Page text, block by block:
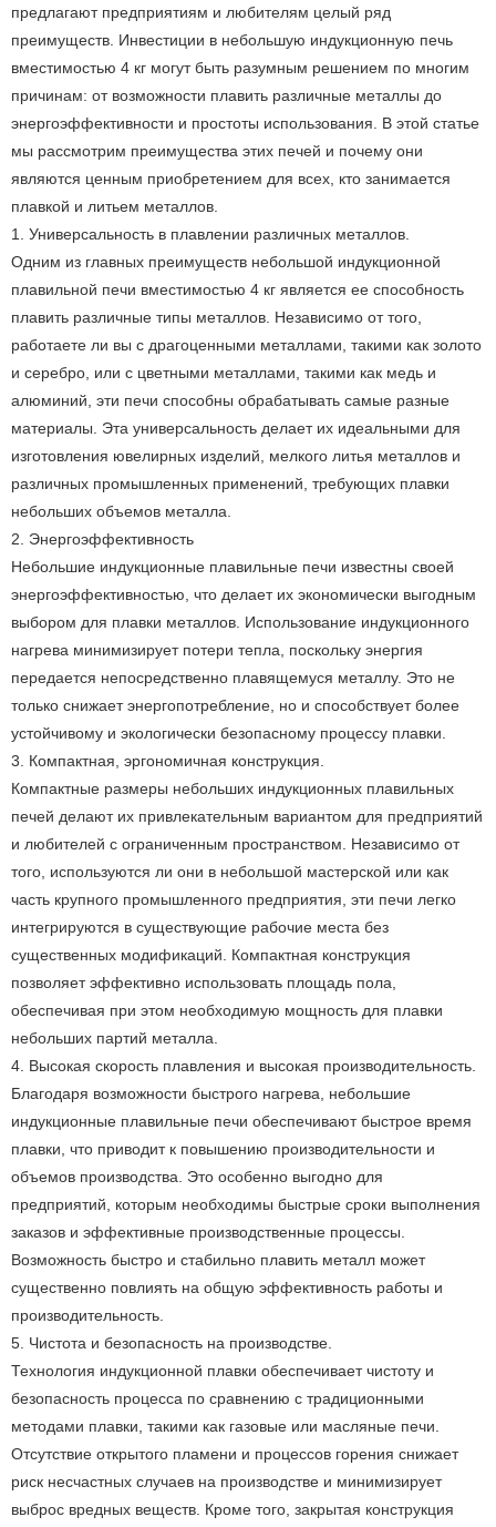
предлагают предприятиям и любителям целый ряд
преимуществ. Инвестиции в небольшую индукционную печь
вместимостью 4 кг могут быть разумным решением по многим
причинам: от возможности плавить различные металлы до
энергоэффективности и простоты использования. В этой статье
мы рассмотрим преимущества этих печей и почему они
являются ценным приобретением для всех, кто занимается
плавкой и литьем металлов.
1. Универсальность в плавлении различных металлов.
Одним из главных преимуществ небольшой индукционной
плавильной печи вместимостью 4 кг является ее способность
плавить различные типы металлов. Независимо от того,
работаете ли вы с драгоценными металлами, такими как золото
и серебро, или с цветными металлами, такими как медь и
алюминий, эти печи способны обрабатывать самые разные
материалы. Эта универсальность делает их идеальными для
изготовления ювелирных изделий, мелкого литья металлов и
различных промышленных применений, требующих плавки
небольших объемов металла.
2. Энергоэффективность
Небольшие индукционные плавильные печи известны своей
энергоэффективностью, что делает их экономически выгодным
выбором для плавки металлов. Использование индукционного
нагрева минимизирует потери тепла, поскольку энергия
передается непосредственно плавящемуся металлу. Это не
только снижает энергопотребление, но и способствует более
устойчивому и экологически безопасному процессу плавки.
3. Компактная, эргономичная конструкция.
Компактные размеры небольших индукционных плавильных
печей делают их привлекательным вариантом для предприятий
и любителей с ограниченным пространством. Независимо от
того, используются ли они в небольшой мастерской или как
часть крупного промышленного предприятия, эти печи легко
интегрируются в существующие рабочие места без
существенных модификаций. Компактная конструкция
позволяет эффективно использовать площадь пола,
обеспечивая при этом необходимую мощность для плавки
небольших партий металла.
4. Высокая скорость плавления и высокая производительность.
Благодаря возможности быстрого нагрева, небольшие
индукционные плавильные печи обеспечивают быстрое время
плавки, что приводит к повышению производительности и
объемов производства. Это особенно выгодно для
предприятий, которым необходимы быстрые сроки выполнения
заказов и эффективные производственные процессы.
Возможность быстро и стабильно плавить металл может
существенно повлиять на общую эффективность работы и
производительность.
5. Чистота и безопасность на производстве.
Технология индукционной плавки обеспечивает чистоту и
безопасность процесса по сравнению с традиционными
методами плавки, такими как газовые или масляные печи.
Отсутствие открытого пламени и процессов горения снижает
риск несчастных случаев на производстве и минимизирует
выброс вредных веществ. Кроме того, закрытая конструкция